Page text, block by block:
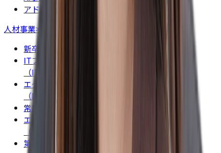
アドトラック事業
人材事業>
新卒紹介事業（ミーツカンパニー）
ITフリーランス人材マッチング事業
（IT人材派遣・業務委託）（DYMテック）
エグゼクティブ人材紹介事業
（DYMエグゼパート）
常用型派遣事業（Ready Career）
エンジニア派遣事業
（ITエンジニアリング）
第二新卒紹介・既卒・中途紹介事業